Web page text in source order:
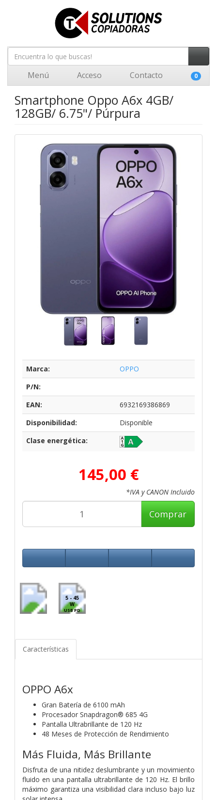
Menú Acceso Contacto 0
Smartphone Oppo A6x 4GB/
128GB/ 6.75"/ Púrpura
Marca:
OPPO
P/N:
EAN:
6932169386869
Disponibilidad:
Disponible
Clase energética:
145,00 €
*IVA y CANON Incluido
Comprar
5 - 45
W
USB PD
Características
OPPO A6x
Gran Batería de 6100 mAh
Procesador Snapdragon® 685 4G
Pantalla Ultrabrillante de 120 Hz
48 Meses de Protección de Rendimiento
Más Fluida, Más Brillante
Disfruta de una nitidez deslumbrante y un movimiento
fluido en una pantalla ultrabrillante de 120 Hz. El brillo
máximo garantiza una visibilidad clara incluso bajo luz